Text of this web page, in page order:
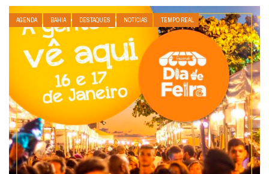
AGENDA BAHIA DESTAQUES NOTÍCIAS TEMPO REAL